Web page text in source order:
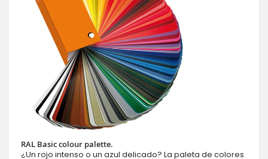
RAL Basic colour palette.
¿Un rojo intenso o un azul delicado? La paleta de colores